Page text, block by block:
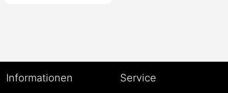
Informationen Service